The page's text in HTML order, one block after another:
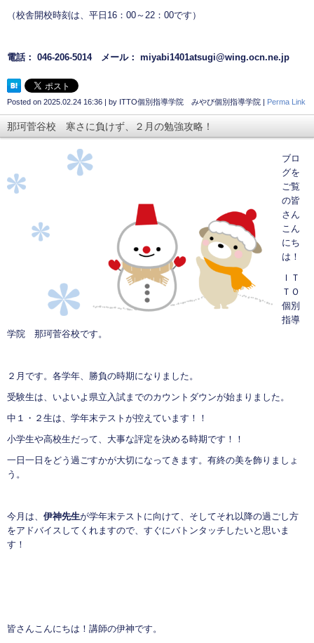
（校舎開校時刻は、平日16：00～22：00です）
電話： 046-206-5014 メール： miyabi1401atsugi@wing.ocn.ne.jp
Posted on 2025.02.24 16:36 | by ITTO個別指導学院 みやび個別指導学院 | Perma Link
那珂菅谷校 寒さに負けず、２月の勉強攻略！
ブロ
グを
ご覧
の皆
さん
こん
にち
は！
ＩＴ
ＴＯ
個別
指導
学院 那珂菅谷校です。
２月です。各学年、勝負の時期になりました。
受験生は、いよいよ県立入試までのカウントダウンが始まりました。
中１・２生は、学年末テストが控えています！！
小学生や高校生だって、大事な評定を決める時期です！！
一日一日をどう過ごすかが大切になってきます。有終の美を飾りましょ
う。
今月は、 伊神先生が学年末テストに向けて、そしてそれ以降の過ごし方
をアドバイスしてくれますので、すぐにバトンタッチしたいと思いま
す！
皆さんこんにちは！講師の伊神です。